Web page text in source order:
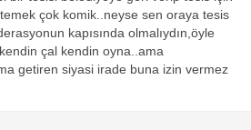
çok komik..neyse sen oraya tesis
kapısında olmalıydın,öyle
çal kendin oyna..ama
getiren siyasi irade buna izin vermez